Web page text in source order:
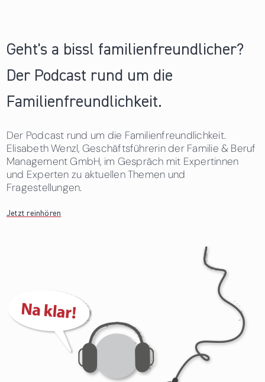
Geht's a bissl familienfreundlicher?
Der Podcast rund um die
Familienfreundlichkeit.
Der Podcast rund um die Familienfreundlichkeit.
Elisabeth Wenzl, Geschäftsführerin der Familie & Beruf
Management GmbH, im Gespräch mit Expertinnen
und Experten zu aktuellen Themen und
Fragestellungen.
Jetzt reinhören